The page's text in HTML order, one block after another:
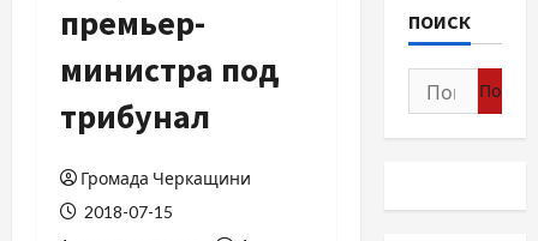
премьер-
министра под
трибунал
Громада Черкащини
2018-07-15
ПОИСК
Найти: